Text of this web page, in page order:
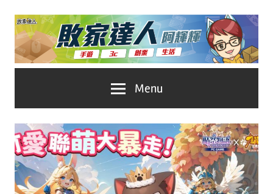
Skip
content
家
達
人
No.1
遊
戲
科
技
自
Menu